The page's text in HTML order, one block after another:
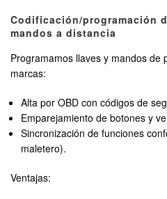
Codificación/programación
mandos a distancia
Programamos llaves y mandos de
marcas:
Alta por OBD con códigos de
Emparejamiento de botones y
Sincronización de funciones
maletero).
Ventajas: